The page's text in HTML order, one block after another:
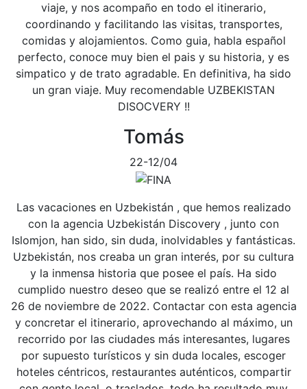
viaje, y nos acompaño en todo el itinerario,
coordinando y facilitando las visitas, transportes,
comidas y alojamientos. Como guia, habla español
perfecto, conoce muy bien el pais y su historia, y es
simpatico y de trato agradable. En definitiva, ha sido
un gran viaje. Muy recomendable UZBEKISTAN
DISOCVERY !!
Tomás
22-12/04
Las vacaciones en Uzbekistán , que hemos realizado
con la agencia Uzbekistán Discovery , junto con
Islomjon, han sido, sin duda, inolvidables y fantásticas.
Uzbekistán, nos creaba un gran interés, por su cultura
y la inmensa historia que posee el país. Ha sido
cumplido nuestro deseo que se realizó entre el 12 al
26 de noviembre de 2022. Contactar con esta agencia
y concretar el itinerario, aprovechando al máximo, un
recorrido por las ciudades más interesantes, lugares
por supuesto turísticos y sin duda locales, escoger
hoteles céntricos, restaurantes auténticos, compartir